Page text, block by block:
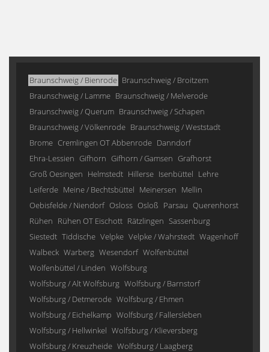
Braunschweig / Bienrode Braunschweig / Broitzem
Braunschweig / Lamme Braunschweig / Melverode
Braunschweig / Querum Braunschweig / Schapen
Braunschweig / Völkenrode Braunschweig / Weststadt
Brome Cremlingen OT Abbenrode Danndorf
Ehra-Lessien Gifhorn Gifhorn / Gamsen Grafhorst
Groß Oesingen Helmstedt Hillerse Isenbüttel Lehre
Leiferde Meine / Bechtsbüttel Meinersen Mellin
Oebisfelde / Niendorf Osloss Osloß Parsau Querenhorst
Rühen Rühen OT Eischott Rätzlingen Sassenburg
Siestedt Tiddische Velpke Velpke / Wahrstedt Wagenhoff
Walbeck Warberg Wesendorf Wolfenbüttel
Wolfenbüttel / Linden Wolfsburg
Wolfsburg / Alt Wolfsburg Wolfsburg / Barnstorf
Wolfsburg / Detmerode Wolfsburg / Ehmen
Wolfsburg / Eichelkamp Wolfsburg / Fallersleben
Wolfsburg / Hellwinkel Wolfsburg / Klieversberg
Wolfsburg / Kreuzheide Wolfsburg / Laagberg